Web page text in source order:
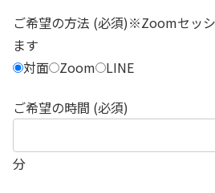
ご希望の方法 (必須)※Zoomセッ
ます
対面 Zoom LINE
ご希望の時間 (必須)
分